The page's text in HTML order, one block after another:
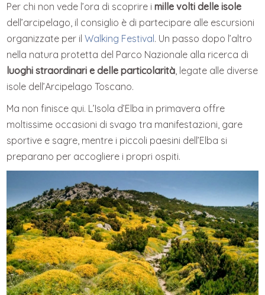
Per chi non vede l’ora di scoprire imille volti delle isole
dell’arcipelago, il consiglio è di partecipare alle escursioni
organizzate per ilWalking Festival. Un passo dopo l’altro
nella natura protetta del Parco Nazionale alla ricerca di
luoghi straordinari e delle particolarità, legate alle diverse
isole dell’Arcipelago Toscano.
Ma non finisce qui. L’Isola d’Elba in primavera offre
moltissime occasioni di svago tra manifestazioni, gare
sportive e sagre, mentre i piccoli paesini dell’Elba si
preparano per accogliere i propri ospiti.